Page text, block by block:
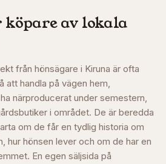
av lokala
från hönsägare i Kiruna är ofta
att handla på vägen hem,
närproducerat under semestern,
i området. De är beredda
om de får en tydlig historia om
hur hönsen lever och om de har en
En egen säljsida på